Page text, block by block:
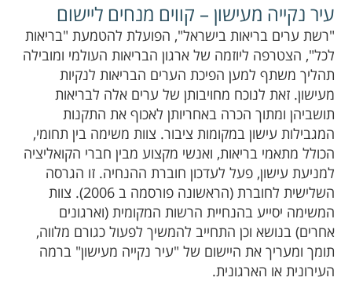
עיר נקייה מעישון – קווים מנחים ליישום
"רשת ערים בריאות בישראל", הפועלת להטמעת "בריאות
לכל", הצטרפה ליוזמה של ארגון הבריאות העולמי ומובילה
תהליך משתף למען הפיכת הערים הבריאות לנקיות
מעישון. זאת לנוכח מחויבותן של ערים אלה לבריאות
תושביהן ומתוך הכרה באחריותן לאכוף את התקנות
המגבילות עישון במקומות ציבור. צוות משימה בין תחומי,
הכולל מתאמי בריאות, ואנשי מקצוע מבין חברי הקואליציה
למניעת עישון, פעל לעדכון חוברת ההנחיה. זו הגרסה
השלישית לחוברת (הראשונה פורסמה ב 2006). צוות
המשימה יסייע בהנחיית הרשות המקומית (וארגונים
אחרים) בנושא וכן התחייב להמשיך לפעול כגורם מלווה,
תומך ומעריך את היישום של "עיר נקייה מעישון" ברמה
העירונית או הארגונית.